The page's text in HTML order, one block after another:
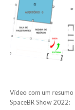
Vídeo com um
SpaceBR Show 2022: